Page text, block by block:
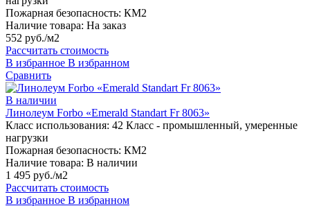
Пожарная безопасность: КМ2
Наличие товара: На заказ
552 руб./м2
Рассчитать стоимость
В избранное В избранном
Сравнить
В наличии
Линолеум Forbo «Emerald Standart Fr 8063»
Класс использования: 42 Класс - промышленный, умеренные
нагрузки
Пожарная безопасность: КМ2
Наличие товара: В наличии
1 495 руб./м2
Рассчитать стоимость
В избранное В избранном